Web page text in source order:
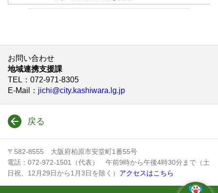
お問い合わせ
地域連携支援課
TEL ：072-971-8305
E-Mail
： jichi@city.kashiwara.lg.jp
戻る
〒582-8555 大阪府柏原市安堂町1番55号
電話：072-972-1501（代表） 午前9時から午後4時30分まで（土
日祝、12月29日から1月3日を除く） アクセスはこちら